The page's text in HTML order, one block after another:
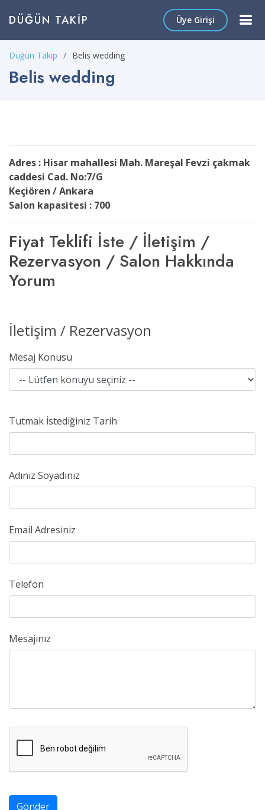
DÜĞÜN TAKIP Üye Girişi
Düğün Takip Belis wedding
Belis wedding
Adres : Hisar mahallesi Mah. Mareşal Fevzi çakmak
caddesi Cad. No:7/G
Keçiören / Ankara
Salon kapasitesi : 700
Fiyat Teklifi İste / İletişim /
Rezervasyon / Salon Hakkında
Yorum
İletişim / Rezervasyon
Mesaj Konusu
Tutmak İstediğiniz Tarih
Adınız Soyadınız
Email Adresiniz
Telefon
Mesajınız
Gönder